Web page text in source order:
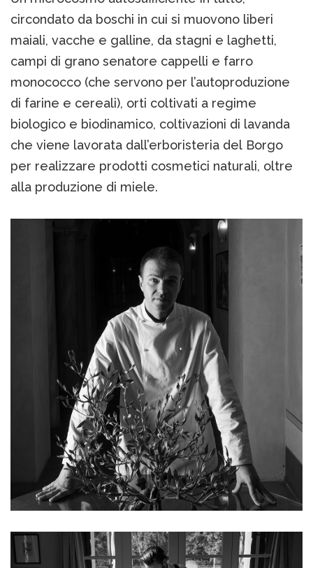
circondato da boschi in cui si muovono liberi
maiali, vacche e galline, da stagni e laghetti,
campi di grano senatore cappelli e farro
monococco (che servono per l’autoproduzione
di farine e cereali), orti coltivati a regime
biologico e biodinamico, coltivazioni di lavanda
che viene lavorata dall’erboristeria del Borgo
per realizzare prodotti cosmetici naturali, oltre
alla produzione di miele.